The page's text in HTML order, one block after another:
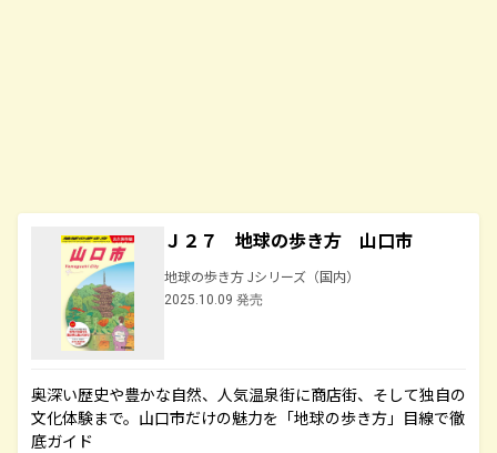
Ｊ２７ 地球の歩き方 山口市
地球の歩き方 Jシリーズ（国内）
2025.10.09 発売
奥深い歴史や豊かな自然、人気温泉街に商店街、そして独自の
文化体験まで。山口市だけの魅力を「地球の歩き方」目線で徹
底ガイド